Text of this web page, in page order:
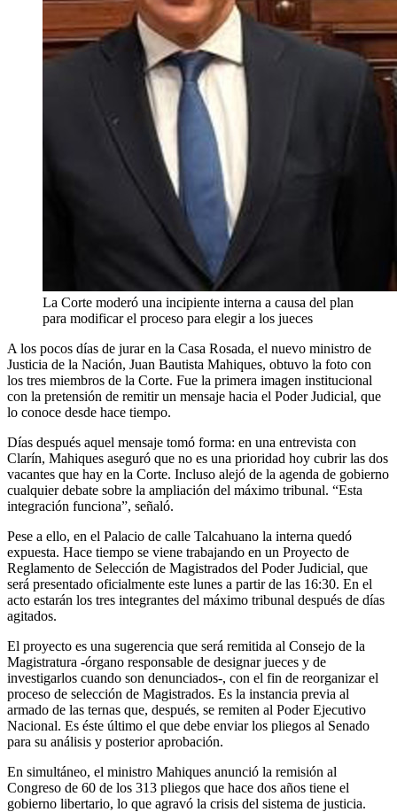
La Corte moderó una incipiente interna a causa del plan
para modificar el proceso para elegir a los jueces
A los pocos días de jurar en la Casa Rosada, el nuevo ministro de
Justicia de la Nación, Juan Bautista Mahiques, obtuvo la foto con
los tres miembros de la Corte. Fue la primera imagen institucional
con la pretensión de remitir un mensaje hacia el Poder Judicial, que
lo conoce desde hace tiempo.
Días después aquel mensaje tomó forma: en una entrevista con
Clarín, Mahiques aseguró que no es una prioridad hoy cubrir las dos
vacantes que hay en la Corte. Incluso alejó de la agenda de gobierno
cualquier debate sobre la ampliación del máximo tribunal. “Esta
integración funciona”, señaló.
Pese a ello, en el Palacio de calle Talcahuano la interna quedó
expuesta. Hace tiempo se viene trabajando en un Proyecto de
Reglamento de Selección de Magistrados del Poder Judicial, que
será presentado oficialmente este lunes a partir de las 16:30. En el
acto estarán los tres integrantes del máximo tribunal después de días
agitados.
El proyecto es una sugerencia que será remitida al Consejo de la
Magistratura -órgano responsable de designar jueces y de
investigarlos cuando son denunciados-, con el fin de reorganizar el
proceso de selección de Magistrados. Es la instancia previa al
armado de las ternas que, después, se remiten al Poder Ejecutivo
Nacional. Es éste último el que debe enviar los pliegos al Senado
para su análisis y posterior aprobación.
En simultáneo, el ministro Mahiques anunció la remisión al
Congreso de 60 de los 313 pliegos que hace dos años tiene el
gobierno libertario, lo que agravó la crisis del sistema de justicia.